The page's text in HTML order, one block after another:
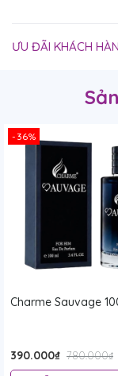
ƯU ĐÃI KHÁCH
-36%
Charme Sauvage
390.000₫ 780.000₫